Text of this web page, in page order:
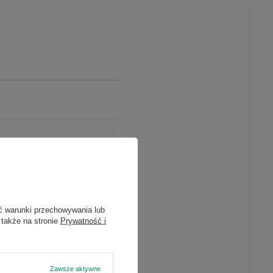
warunki przechowywania lub
na stronie Prywatność i
Zawsze aktywne